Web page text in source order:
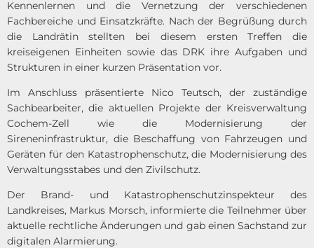
Kennenlernen und die Vernetzung der verschiedenen
Fachbereiche und Einsatzkräfte. Nach der Begrüßung durch
die Landrätin stellten bei diesem ersten Treffen die
kreiseigenen Einheiten sowie das DRK ihre Aufgaben und
Strukturen in einer kurzen Präsentation vor.
Im Anschluss präsentierte Nico Teutsch, der zuständige
Sachbearbeiter, die aktuellen Projekte der Kreisverwaltung
Cochem-Zell wie die Modernisierung der
Sireneninfrastruktur, die Beschaffung von Fahrzeugen und
Geräten für den Katastrophenschutz, die Modernisierung des
Verwaltungsstabes und den Zivilschutz.
Der Brand- und Katastrophenschutzinspekteur des
Landkreises, Markus Morsch, informierte die Teilnehmer über
aktuelle rechtliche Änderungen und gab einen Sachstand zur
digitalen Alarmierung.